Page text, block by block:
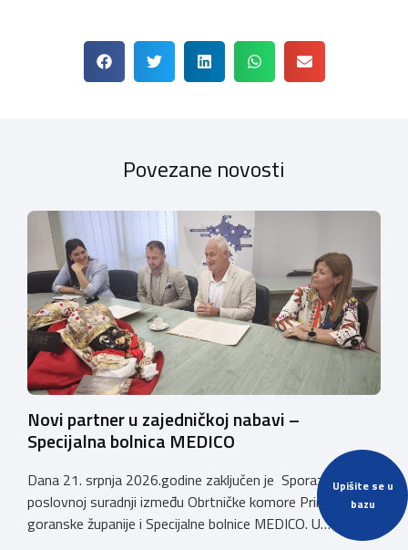
Upišite se u
bazu
Povezane novosti
Novi partner u zajedničkoj nabavi –
Specijalna bolnica MEDICO
Dana 21. srpnja 2026.godine zaključen je Sporazum o
poslovnoj suradnji između Obrtničke komore Primorsko-
goranske županije i Specijalne bolnice MEDICO. U